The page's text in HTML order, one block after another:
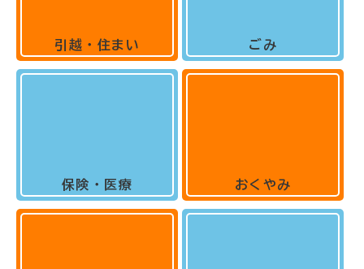
引越・住まい
保険・医療
ごみ
おくやみ